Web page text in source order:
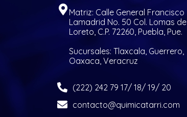
Matriz: Calle General Francisco
Lamadrid No. 50 Col. Lomas de
Loreto, C.P. 72260, Puebla, Pue.
Sucursales: Tlaxcala, Guerrero,
Oaxaca, Veracruz
(222) 242 79 17/ 18/ 19/ 20
contacto@quimicatarri.com